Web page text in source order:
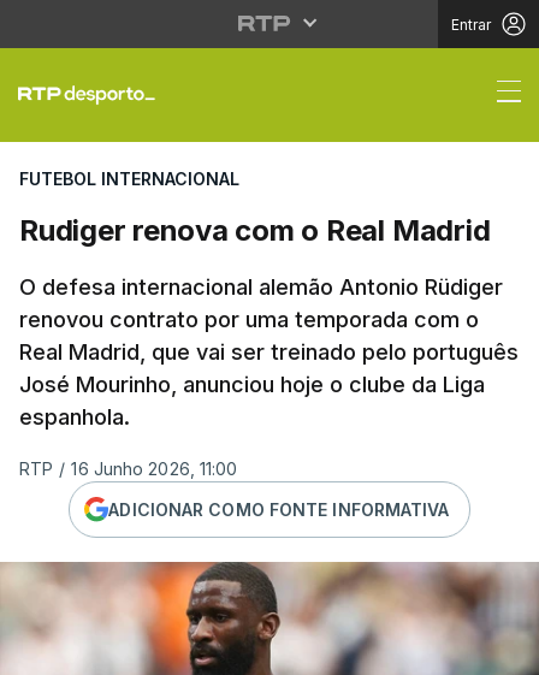
Entrar
Rudiger renova com o
FUTEBOL INTERNACIONAL
Rudiger renova com o Real Madrid
O defesa internacional alemão Antonio Rüdiger
renovou contrato por uma temporada com o
Real Madrid, que vai ser treinado pelo português
José Mourinho, anunciou hoje o clube da Liga
espanhola.
RTP / 16 Junho 2026, 11:00
ADICIONAR COMO FONTE INFORMATIVA